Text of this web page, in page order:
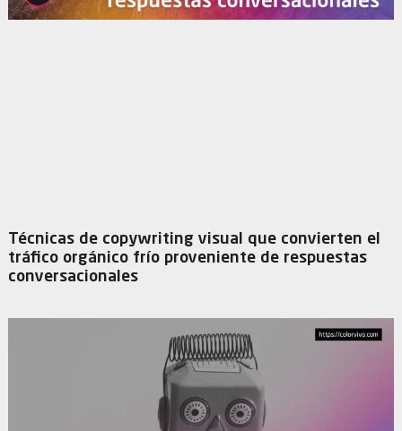
Técnicas de copywriting visual que convierten el
tráfico orgánico frío proveniente de respuestas
conversacionales